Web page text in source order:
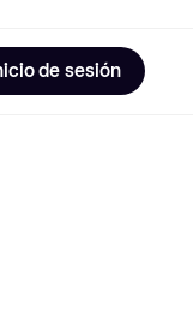
de sesión